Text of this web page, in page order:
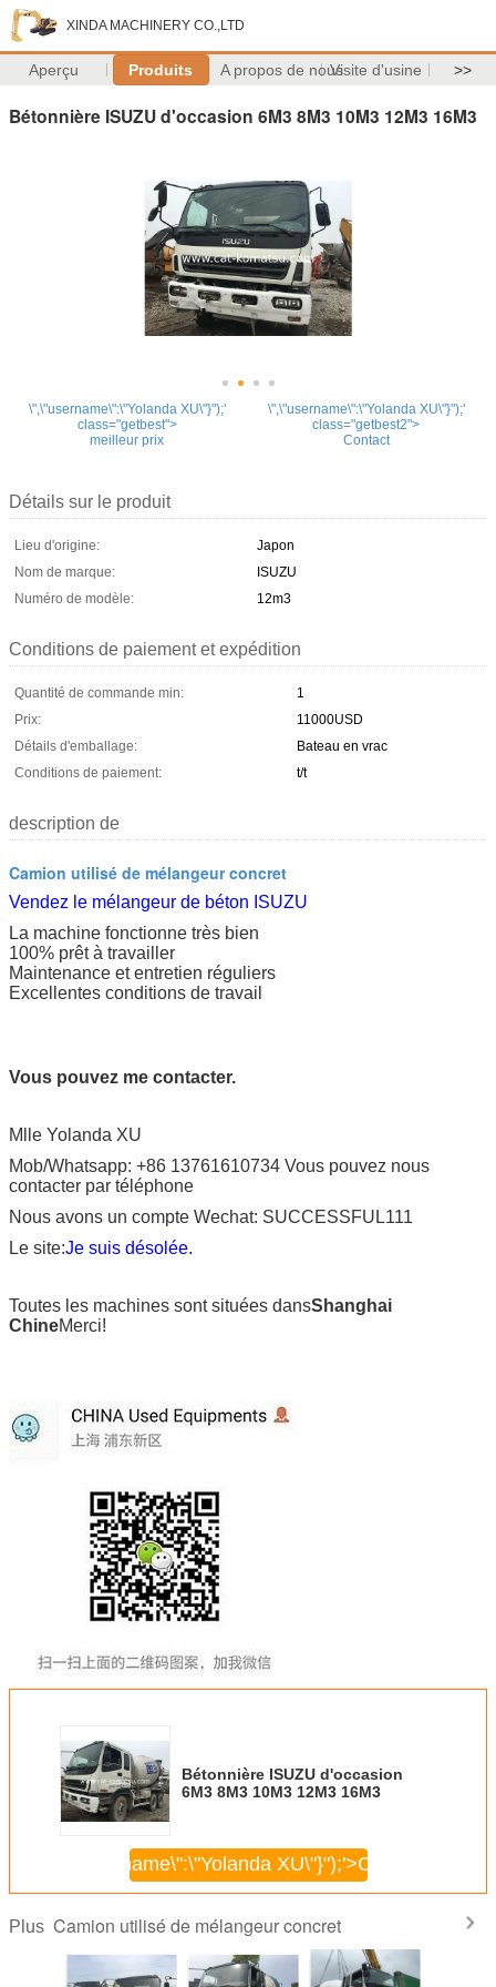
XINDA MACHINERY CO.,LTD
Aperçu Produits A propos de nousVisite d'usine >>
Bétonnière ISUZU d'occasion 6M3 8M3 10M3 12M3 16M3
\",\"username\":\"Yolanda XU\"}");'
class="getbest">
meilleur prix
\",\"username\":\"Yolanda XU\"}");'
class="getbest2">
Contact
Détails sur le produit
Lieu d'origine:
Japon
Nom de marque:
ISUZU
Numéro de modèle:
12m3
Conditions de paiement et expédition
Quantité de commande min:
1
Prix:
11000USD
Détails d'emballage:
Bateau en vrac
Conditions de paiement:
t/t
description de
Camion utilisé de mélangeur concret
Vendez le mélangeur de béton ISUZU
La machine fonctionne très bien
100% prêt à travailler
Maintenance et entretien réguliers
Excellentes conditions de travail
Vous pouvez me contacter.
Mlle Yolanda XU
Mob/Whatsapp: +86 13761610734 Vous pouvez nous
contacter par téléphone
Nous avons un compte Wechat: SUCCESSFUL111
Le site:Je suis désolée.
Toutes les machines sont situées dansShanghai
ChineMerci!
Bétonnière ISUZU d'occasion
6M3 8M3 10M3 12M3 16M3
\",\"username\":\"Yolanda XU\"}");'>Continuer
Plus Camion utilisé de mélangeur concret